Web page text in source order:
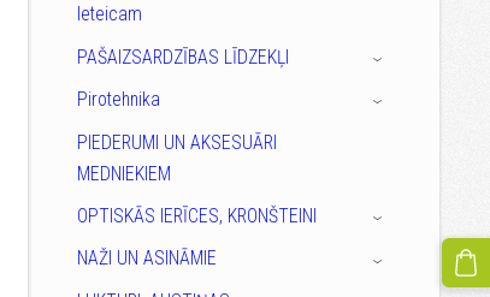
Ieteicam
PAŠAIZSARDZĪBAS LĪDZEKĻI
›
Pirotehnika ›
PIEDERUMI UN AKSESUĀRI
MEDNIEKIEM
OPTISKĀS IERĪCES, KRONŠTEINI
›
NAŽI UN ASINĀMIE ›